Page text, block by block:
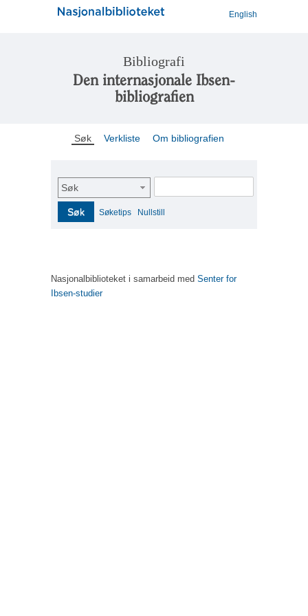
English
Bibliografi
Den internasjonale Ibsen-
bibliografien
Søk Verkliste Om bibliografien
Søk
Søk Søketips Nullstill
Nasjonalbiblioteket i samarbeid med Senter for
Ibsen-studier